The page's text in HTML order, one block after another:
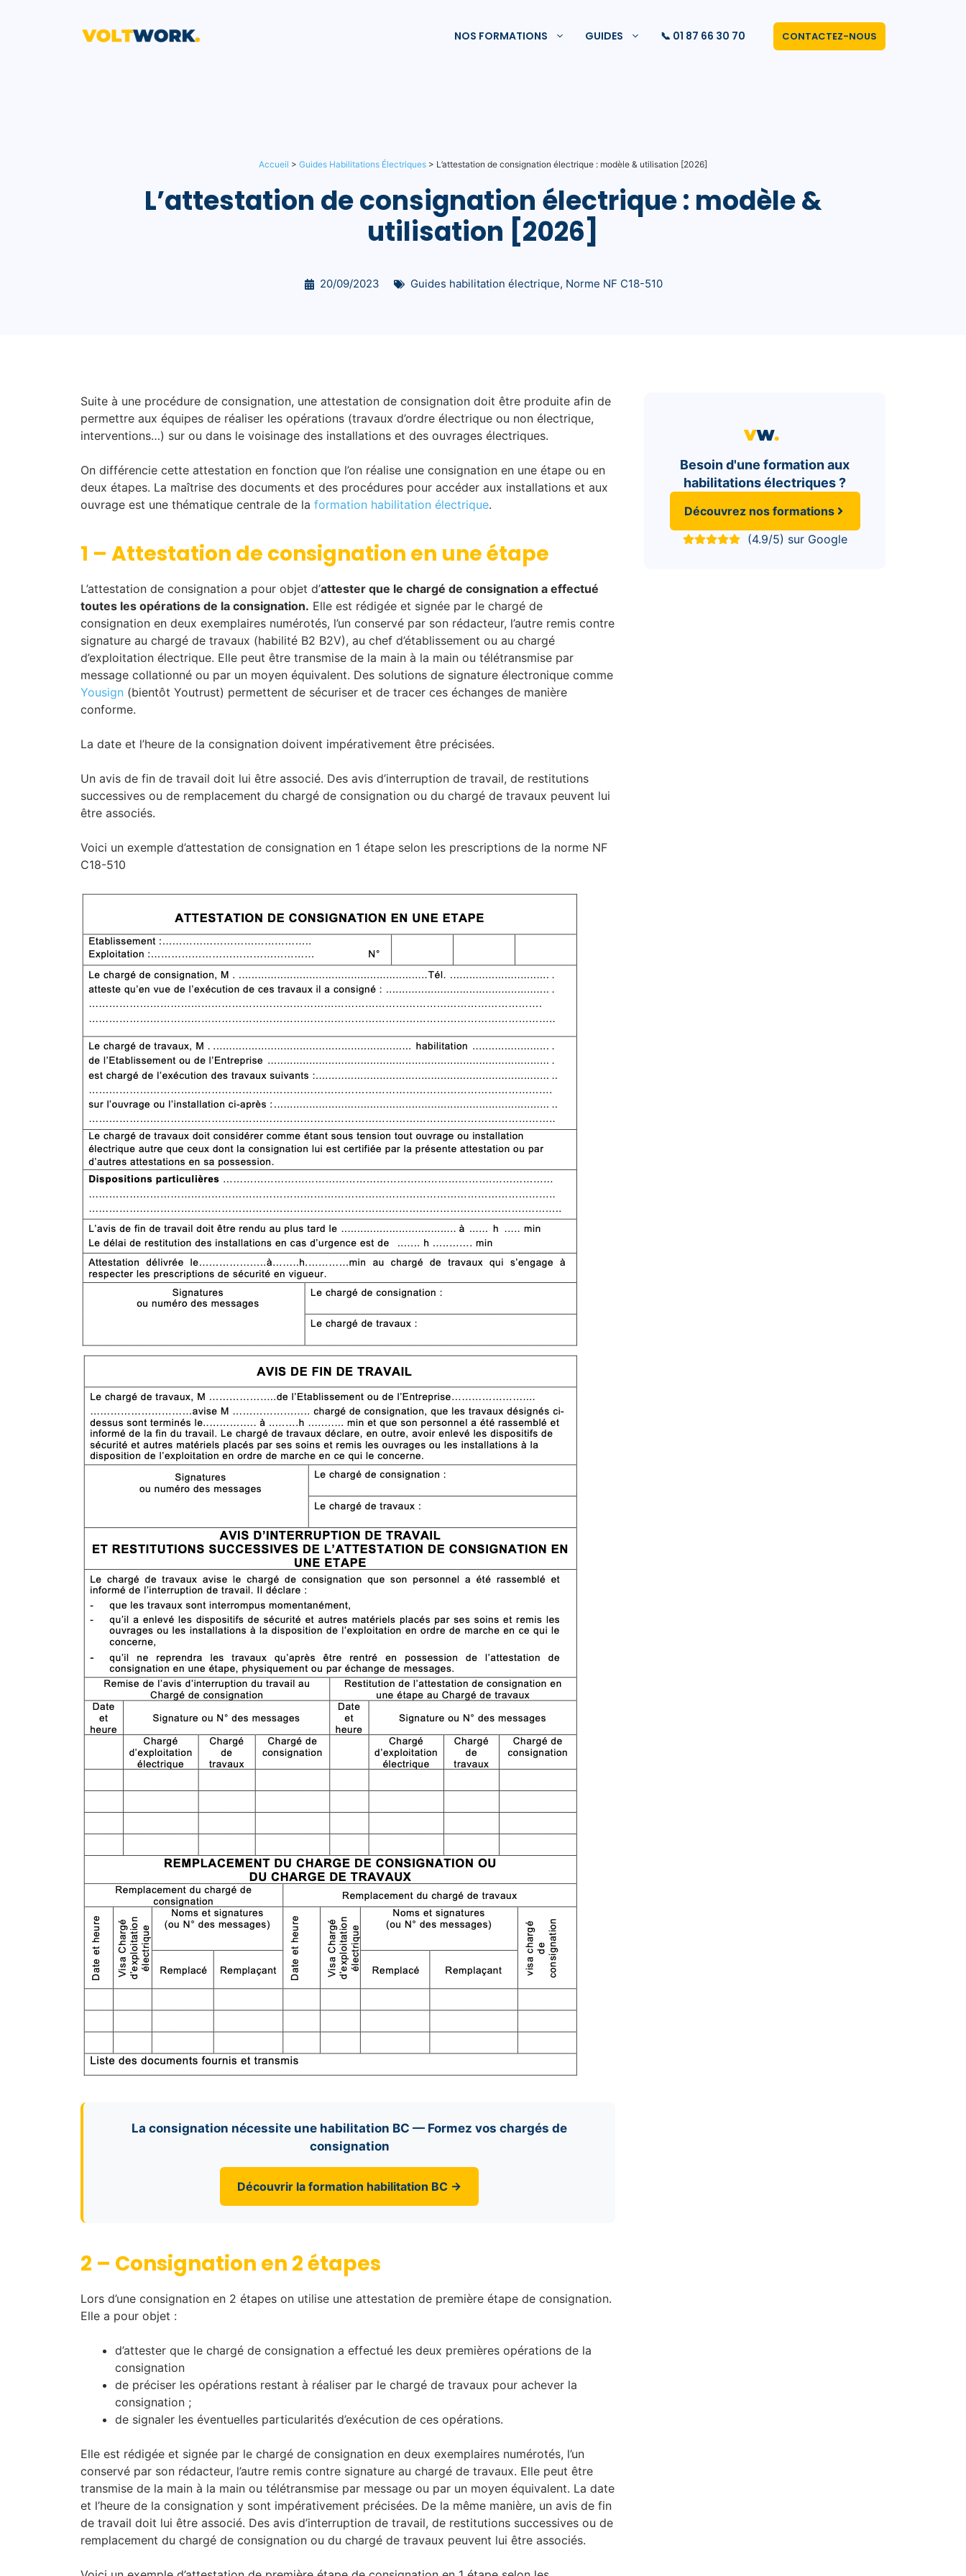
NOS FORMATIONS GUIDES 📞 01 87 66 30 70 CONTACTEZ-NOUS
Accueil > Guides Habilitations Électriques > L’attestation de consignation électrique : modèle & utilisation [2026]
L’attestation de consignation électrique : modèle &
utilisation [2026]
20/09/2023 Guides habilitation électrique, Norme NF C18-510
Suite à une procédure de consignation, une attestation de consignation doit être produite afin de
permettre aux équipes de réaliser les opérations (travaux d’ordre électrique ou non électrique,
interventions…) sur ou dans le voisinage des installations et des ouvrages électriques.
On différencie cette attestation en fonction que l’on réalise une consignation en une étape ou en
deux étapes. La maîtrise des documents et des procédures pour accéder aux installations et aux
ouvrage est une thématique centrale de la formation habilitation électrique.
1 – Attestation de consignation en une étape
L’attestation de consignation a pour objet d’attester que le chargé de consignation a effectué
toutes les opérations de la consignation. Elle est rédigée et signée par le chargé de
consignation en deux exemplaires numérotés, l’un conservé par son rédacteur, l’autre remis contre
signature au chargé de travaux (habilité B2 B2V), au chef d’établissement ou au chargé
d’exploitation électrique. Elle peut être transmise de la main à la main ou télétransmise par
message collationné ou par un moyen équivalent. Des solutions de signature électronique comme
Yousign (bientôt Youtrust) permettent de sécuriser et de tracer ces échanges de manière
conforme.
La date et l’heure de la consignation doivent impérativement être précisées.
Un avis de fin de travail doit lui être associé. Des avis d’interruption de travail, de restitutions
successives ou de remplacement du chargé de consignation ou du chargé de travaux peuvent lui
être associés.
Voici un exemple d’attestation de consignation en 1 étape selon les prescriptions de la norme NF
C18-510
La consignation nécessite une habilitation BC — Formez vos chargés de
consignation
Découvrir la formation habilitation BC →
2 – Consignation en 2 étapes
Lors d’une consignation en 2 étapes on utilise une attestation de première étape de consignation.
Elle a pour objet :
d’attester que le chargé de consignation a effectué les deux premières opérations de la
consignation
de préciser les opérations restant à réaliser par le chargé de travaux pour achever la
consignation ;
de signaler les éventuelles particularités d’exécution de ces opérations.
Elle est rédigée et signée par le chargé de consignation en deux exemplaires numérotés, l’un
conservé par son rédacteur, l’autre remis contre signature au chargé de travaux. Elle peut être
transmise de la main à la main ou télétransmise par message ou par un moyen équivalent. La date
et l’heure de la consignation y sont impérativement précisées. De la même manière, un avis de fin
de travail doit lui être associé. Des avis d’interruption de travail, de restitutions successives ou de
remplacement du chargé de consignation ou du chargé de travaux peuvent lui être associés.
Besoin d'une formation aux
habilitations électriques ?
Découvrez nos formations
(4.9/5) sur Google